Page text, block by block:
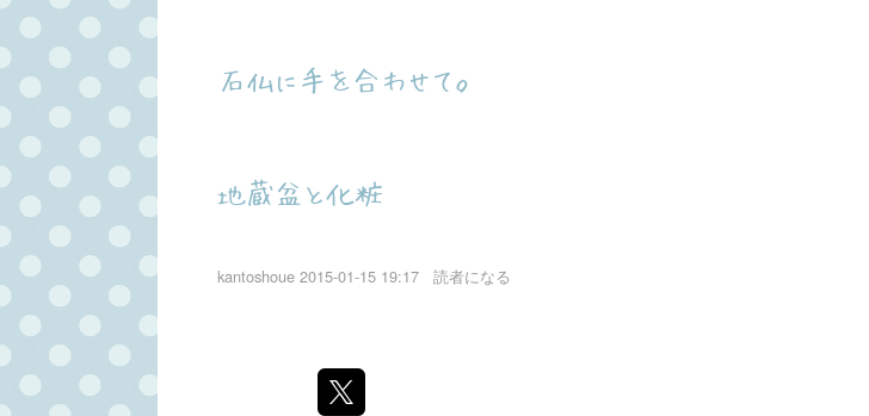
石仏に手を合わせて。
地蔵盆と化粧
kantoshoue 2015-01-15 19:17 読者になる